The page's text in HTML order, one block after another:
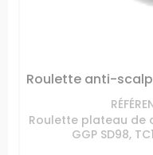
Roulette anti-
Roulette plateau de
GGP SD98,